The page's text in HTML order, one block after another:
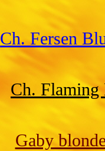
Ch. Fersen
Ch. Flaming
Gaby